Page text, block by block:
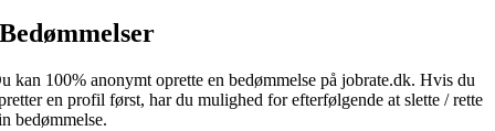
Bedømmelser
kan 100% anonymt oprette en bedømmelse på jobrate.dk. Hvis du
en profil først, har du mulighed for efterfølgende at slette / rette
bedømmelse.